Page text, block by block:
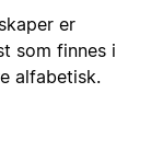
er
som finnes i
alfabetisk.